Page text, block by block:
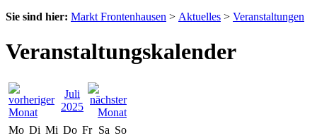
Sie sind hier: Markt Frontenhausen > Aktuelles > Veranstaltungen
Veranstaltungskalender
Juli
2025
Mo Di Mi Do Fr Sa So